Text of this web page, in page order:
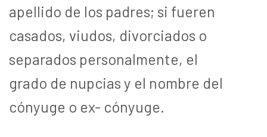
apellido de los padres; si fueren
casados, viudos, divorciados o
separados personalmente, el
grado de nupcias y el nombre del
cónyuge o ex- cónyuge.